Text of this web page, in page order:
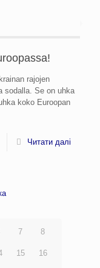
rajojen
sodalla. Se on uhka
koko Euroopan
Читати далі
7 8
15 16